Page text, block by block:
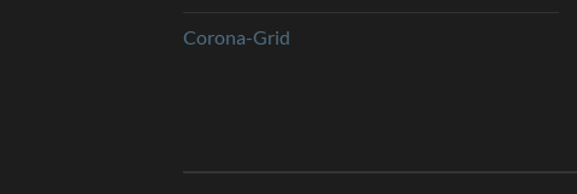
Corona-Grid